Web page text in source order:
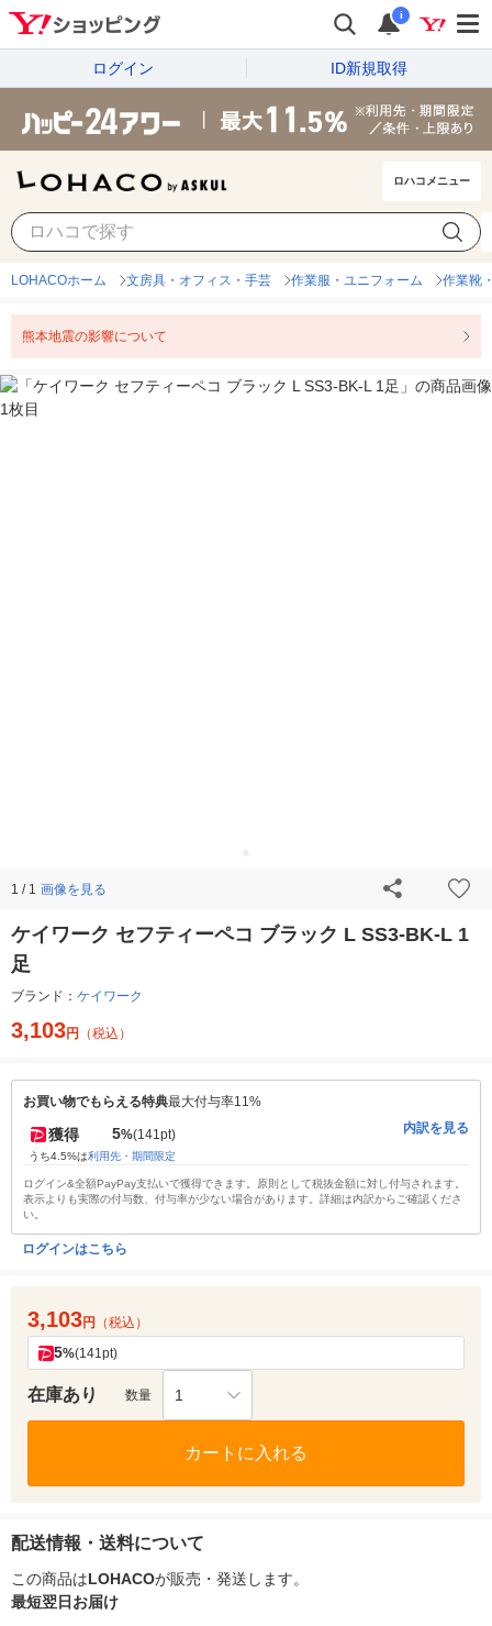
i
ログイン ID新規取得
ロハコメニュー
LOHACOホーム 文房具・オフィス・手芸 作業服・ユニフォーム 作業靴
熊本地震の影響について
1 / 1 画像を見る
ケイワーク セフティーペコ ブラック L SS3-BK-L 1
足
ブランド： ケイワーク
3,103円 （税込）
お買い物でもらえる特典最大付与率11%
獲得 5%(141pt)
うち4.5%は利用先・期間限定
内訳を見る
ログイン&全額PayPay支払いで獲得できます。原則として税抜金額に対し付与されます。
表示よりも実際の付与数、付与率が少ない場合があります。詳細は内訳からご確認くださ
い。
ログインはこちら
3,103円 （税込）
5%(141pt)
在庫あり 数量 1
カートに入れる
配送情報・送料について
この商品はLOHACOが販売・発送します。
最短翌日お届け